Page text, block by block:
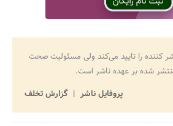
کننده را تایید می‌کند ولی مسئولیت صحت
شده بر عهده ناشر است.
پروفایل ناشر
گزارش تخلف